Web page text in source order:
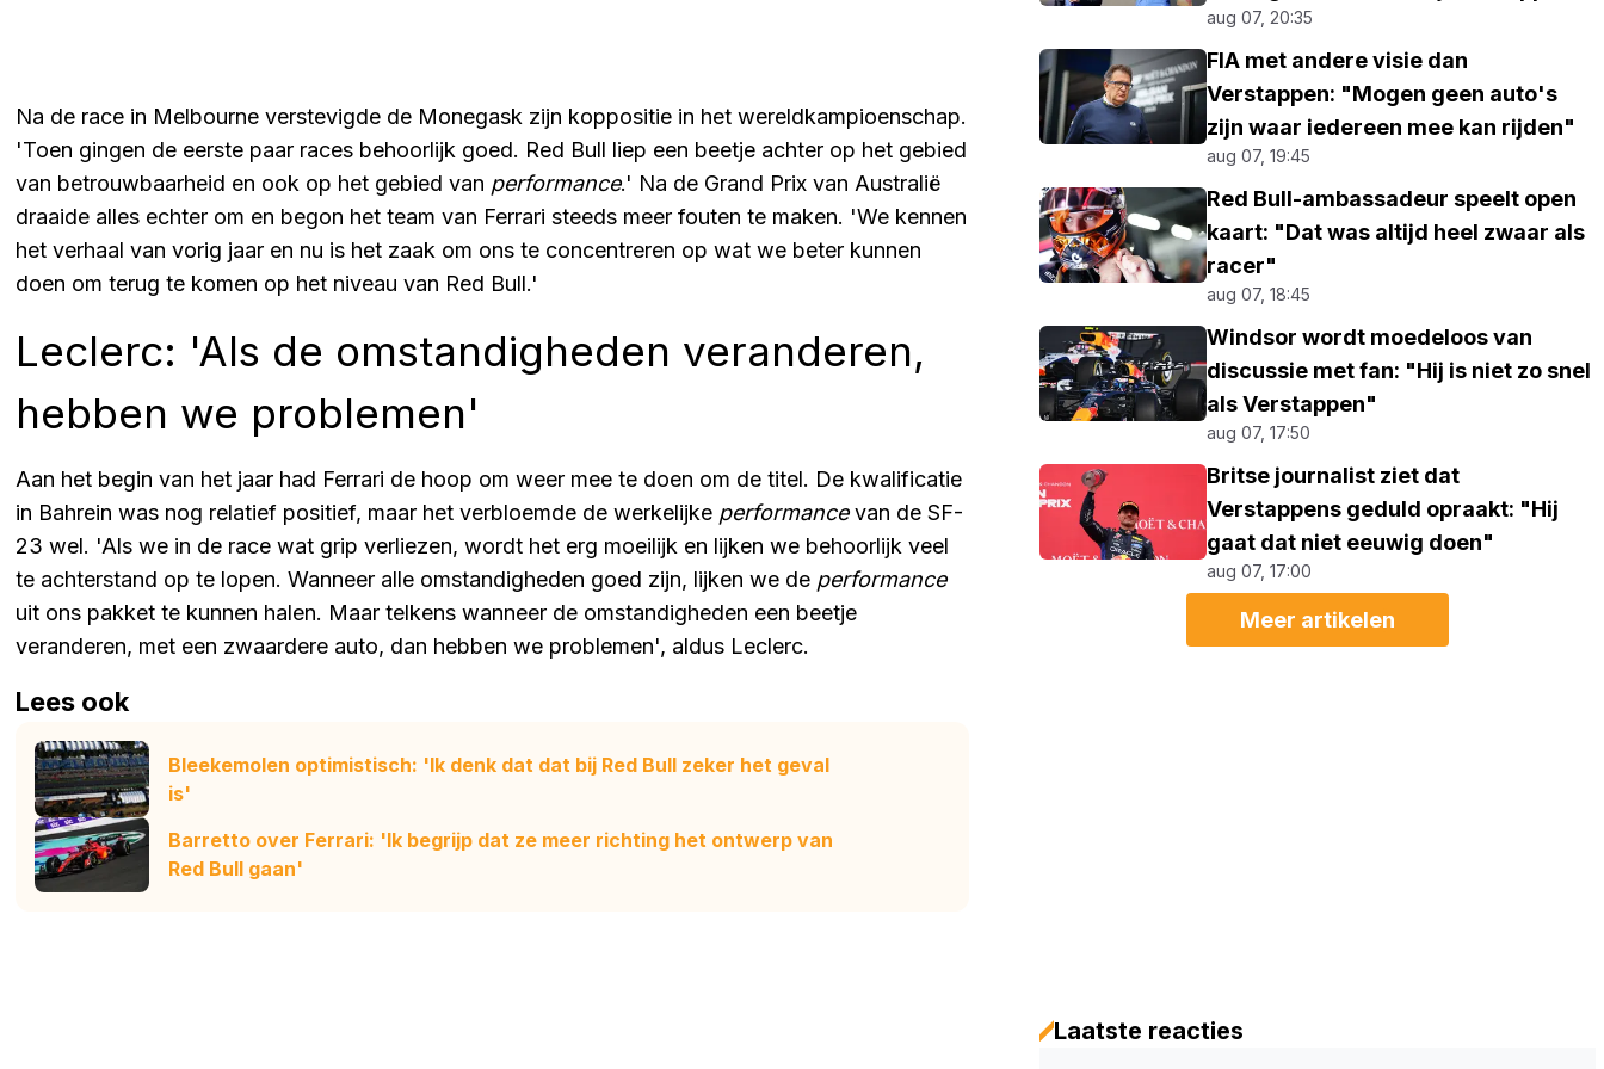
Na de race in Melbourne verstevigde de Monegask zijn koppositie in het wereldkampioenschap.
'Toen gingen de eerste paar races behoorlijk goed. Red Bull liep een beetje achter op het gebied
van betrouwbaarheid en ook op het gebied van performance.' Na de Grand Prix van Australië
draaide alles echter om en begon het team van Ferrari steeds meer fouten te maken. 'We kennen
het verhaal van vorig jaar en nu is het zaak om ons te concentreren op wat we beter kunnen
doen om terug te komen op het niveau van Red Bull.'
Leclerc: 'Als de omstandigheden veranderen,
hebben we problemen'
Aan het begin van het jaar had Ferrari de hoop om weer mee te doen om de titel. De kwalificatie
in Bahrein was nog relatief positief, maar het verbloemde de werkelijke performancevan de SF-
23 wel. 'Als we in de race wat grip verliezen, wordt het erg moeilijk en lijken we behoorlijk veel
te achterstand op te lopen. Wanneer alle omstandigheden goed zijn, lijken we de performance
uit ons pakket te kunnen halen. Maar telkens wanneer de omstandigheden een beetje
veranderen, met een zwaardere auto, dan hebben we problemen', aldus Leclerc.
Lees ook
Bleekemolen optimistisch: 'Ik denk dat dat bij Red Bull zeker het geval
is'
Barretto over Ferrari: 'Ik begrijp dat ze meer richting het ontwerp van
Red Bull gaan'
aug 07, 20:35
FIA met andere visie dan
Verstappen: "Mogen geen auto's
zijn waar iedereen mee kan rijden"
aug 07, 19:45
Red Bull-ambassadeur speelt open
kaart: "Dat was altijd heel zwaar als
racer"
aug 07, 18:45
Windsor wordt moedeloos van
discussie met fan: "Hij is niet zo snel
als Verstappen"
aug 07, 17:50
Britse journalist ziet dat
Verstappens geduld opraakt: "Hij
gaat dat niet eeuwig doen"
aug 07, 17:00
Meer artikelen
Laatste reacties